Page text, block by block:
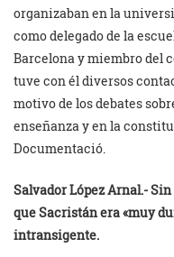
organizaban en la
como delegado de la
Barcelona y miembro del
tuve con él diversos
motivo de los debates
enseñanza y en la
Documentació.
Salvador López Arnal.-Sin
que Sacristán era «muy
intransigente.